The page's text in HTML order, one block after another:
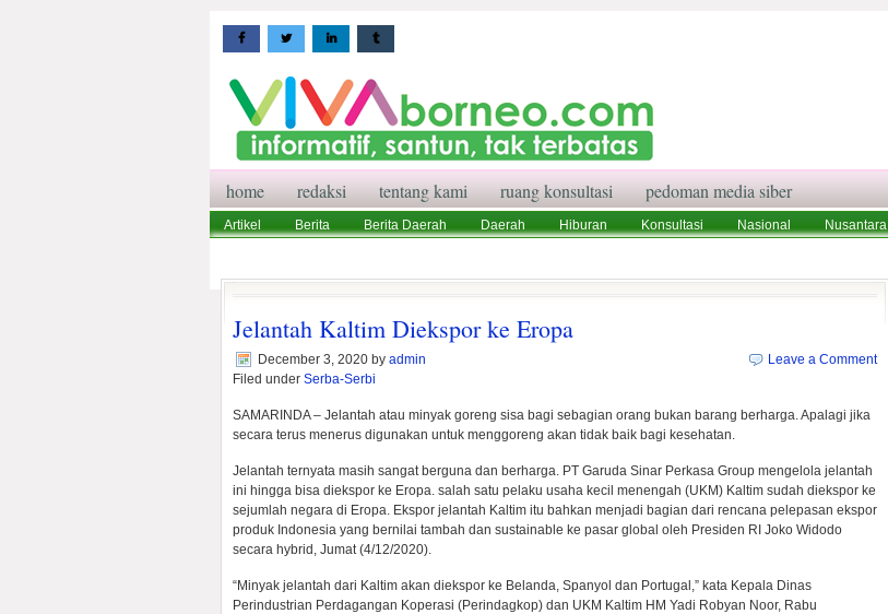
home redaksi tentang kami ruang konsultasi pedoman media siber
Artikel Berita Berita Daerah Daerah Hiburan Konsultasi Nasional Nusantara
Jelantah Kaltim Diekspor ke Eropa
December 3, 2020 by admin
Filed under Serba-Serbi
Leave a Comment
SAMARINDA – Jelantah atau minyak goreng sisa bagi sebagian orang bukan barang berharga. Apalagi jika
secara terus menerus digunakan untuk menggoreng akan tidak baik bagi kesehatan.
Jelantah ternyata masih sangat berguna dan berharga. PT Garuda Sinar Perkasa Group mengelola jelantah
ini hingga bisa diekspor ke Eropa. salah satu pelaku usaha kecil menengah (UKM) Kaltim sudah diekspor ke
sejumlah negara di Eropa. Ekspor jelantah Kaltim itu bahkan menjadi bagian dari rencana pelepasan ekspor
produk Indonesia yang bernilai tambah dan sustainable ke pasar global oleh Presiden RI Joko Widodo
secara hybrid, Jumat (4/12/2020).
“Minyak jelantah dari Kaltim akan diekspor ke Belanda, Spanyol dan Portugal,” kata Kepala Dinas
Perindustrian Perdagangan Koperasi (Perindagkop) dan UKM Kaltim HM Yadi Robyan Noor, Rabu